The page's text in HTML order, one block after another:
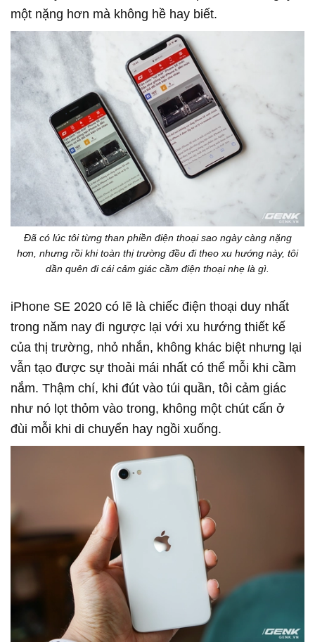
một nặng hơn mà không hề hay biết.
Đã có lúc tôi từng than phiền điện thoại sao ngày càng nặng
hơn, nhưng rồi khi toàn thị trường đều đi theo xu hướng này, tôi
dần quên đi cái cảm giác cầm điện thoại nhẹ là gì.
iPhone SE 2020 có lẽ là chiếc điện thoại duy nhất
trong năm nay đi ngược lại với xu hướng thiết kế
của thị trường, nhỏ nhắn, không khác biệt nhưng lại
vẫn tạo được sự thoải mái nhất có thể mỗi khi cầm
nắm. Thậm chí, khi đút vào túi quần, tôi cảm giác
như nó lọt thỏm vào trong, không một chút cấn ở
đùi mỗi khi di chuyển hay ngồi xuống.